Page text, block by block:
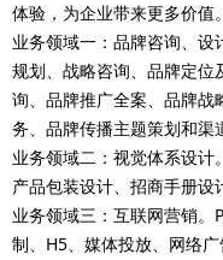
体验，为企业带来更多价值。
业务领域一：品牌咨询、设
规划、战略咨询、品牌定位
询、品牌推广全案、品牌战
务、品牌传播主题策划和渠
业务领域二：视觉体系设计
产品包装设计、招商手册设
业务领域三：互联网营销。
制、H5、媒体投放、网络